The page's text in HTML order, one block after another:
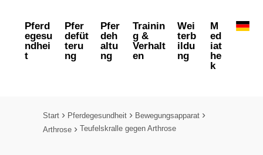
Pferd
egesu
ndhei
t
Pfer
defüt
teru
ng
Pfer
deh
altu
ng
Trainin
g &
Verhalt
en
Wei
terb
ildu
ng
M
ed
iat
he
k
Start Pferdegesundheit
Bewegungsapparat
Arthrose
Teufelskralle gegen Arthrose